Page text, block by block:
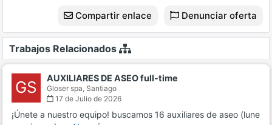
Compartir enlace Denunciar oferta
Trabajos Relacionados
GS AUXILIARES DE ASEO full-time
Gloser spa, Santiago
17 de Julio de 2026
¡Únete a nuestro equipo! buscamos 16 auxiliares de aseo (lune